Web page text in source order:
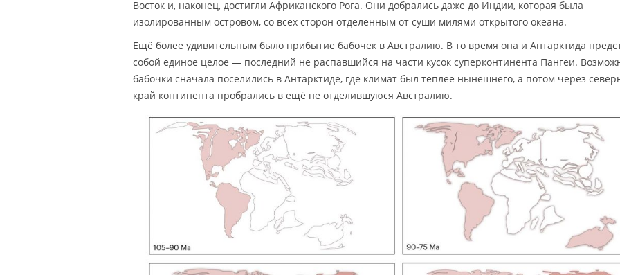
Восток и, наконец, достигли Африканского Рога. Они добрались даже до Индии, которая была
изолированным островом, со всех сторон отделённым от суши милями открытого океана.
Ещё более удивительным было прибытие бабочек в Австралию. В то время она и Антарктида
собой единое целое — последний не распавшийся на части кусок суперконтинента Пангеи.
бабочки сначала поселились в Антарктиде, где климат был теплее нынешнего, а потом через
край континента пробрались в ещё не отделившуюся Австралию.